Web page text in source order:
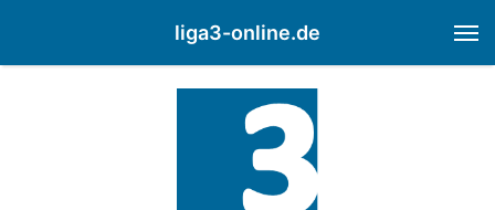
liga3-online.de